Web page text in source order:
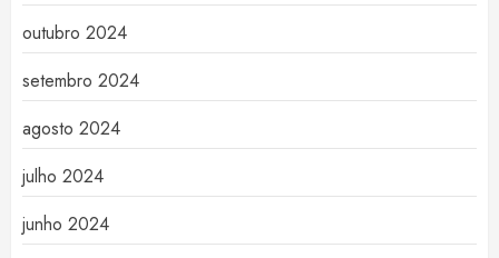
outubro 2024
setembro 2024
agosto 2024
julho 2024
junho 2024